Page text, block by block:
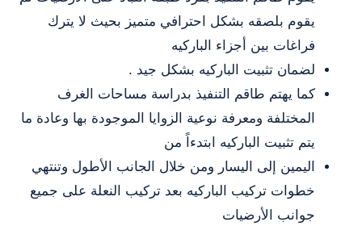
يقوم بلصقه بشكل احترافي متميز بحيث لا يترك
فراغات بين أجزاء الباركيه
لضمان تثبيت الباركيه بشكل جيد .
كما يهتم طاقم التنفيذ بدراسة مساحات الغرف
المختلفة ومعرفة نوعية الزوايا الموجودة بها وعادة ما
يتم تثبيت الباركيه ابتدءاً من
اليمين إلى اليسار ومن خلال الجانب الأطول وتنتهي
خطوات تركيب الباركيه بعد تركيب النعلة على جميع
جوانب الأرضيات